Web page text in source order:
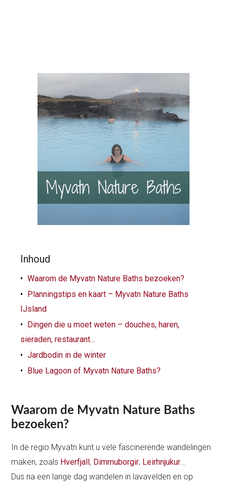
Inhoud
Waarom de Myvatn Nature Baths bezoeken?
Planningstips en kaart – Myvatn Nature Baths
IJsland
Dingen die u moet weten – douches, haren,
sieraden, restaurant…
Jardbodin in de winter
Blue Lagoon of Myvatn Nature Baths?
Waarom de Myvatn Nature Baths
bezoeken?
In de regio Myvatn kunt u vele fascinerende wandelingen
maken, zoals Hverfjall, Dimmuborgir, Leirhnjukur
Dus na een lange dag wandelen in lavavelden en op